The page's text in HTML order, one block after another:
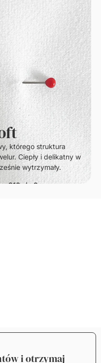
którego struktura
Ciepły i delikatny w
wytrzymały.
210g/m2
i otrzymaj